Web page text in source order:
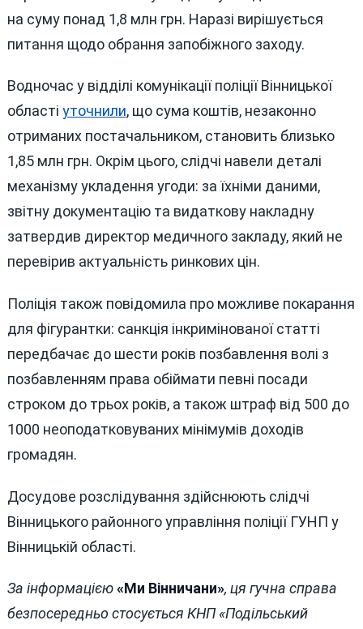
на суму понад 1,8 млн грн. Наразі вирішується
питання щодо обрання запобіжного заходу.
Водночас у відділі комунікації поліції Вінницької
області уточнили, що сума коштів, незаконно
отриманих постачальником, становить близько
1,85 млн грн. Окрім цього, слідчі навели деталі
механізму укладення угоди: за їхніми даними,
звітну документацію та видаткову накладну
затвердив директор медичного закладу, який не
перевірив актуальність ринкових цін.
Поліція також повідомила про можливе покарання
для фігурантки: санкція інкримінованої статті
передбачає до шести років позбавлення волі з
позбавленням права обіймати певні посади
строком до трьох років, а також штраф від 500 до
1000 неоподатковуваних мінімумів доходів
громадян.
Досудове розслідування здійснюють слідчі
Вінницького районного управління поліції ГУНП у
Вінницькій області.
За інформацією«Ми Вінничани», ця гучна справа
безпосередньо стосується КНП «Подільський